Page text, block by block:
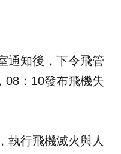
通知後，下令飛管
08：10發布飛機失
執行飛機滅火與人